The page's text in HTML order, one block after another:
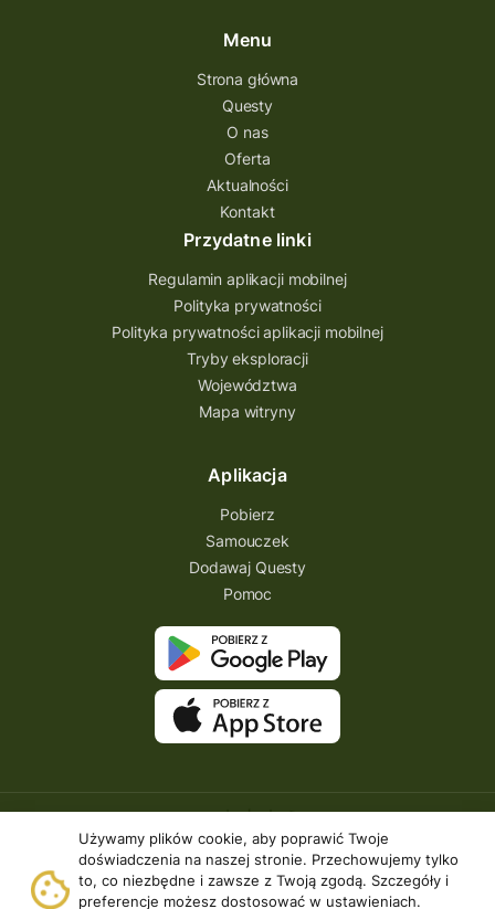
Używamy plików cookie, aby poprawić Twoje
doświadczenia na naszej stronie. Przechowujemy tylko
to, co niezbędne i zawsze z Twoją zgodą. Szczegóły i
preferencje możesz dostosować w ustawieniach.
Menu
Strona główna
Questy
O nas
Oferta
Aktualności
Kontakt
Przydatne linki
Regulamin aplikacji mobilnej
Polityka prywatności
Polityka prywatności aplikacji mobilnej
Tryby eksploracji
Województwa
Mapa witryny
Aplikacja
Pobierz
Samouczek
Dodawaj Questy
Pomoc